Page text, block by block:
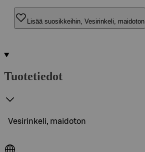
Lisää suosikkeihin, Vesirinkeli, maidoton
Tuotetiedot
Vesirinkeli, maidoton